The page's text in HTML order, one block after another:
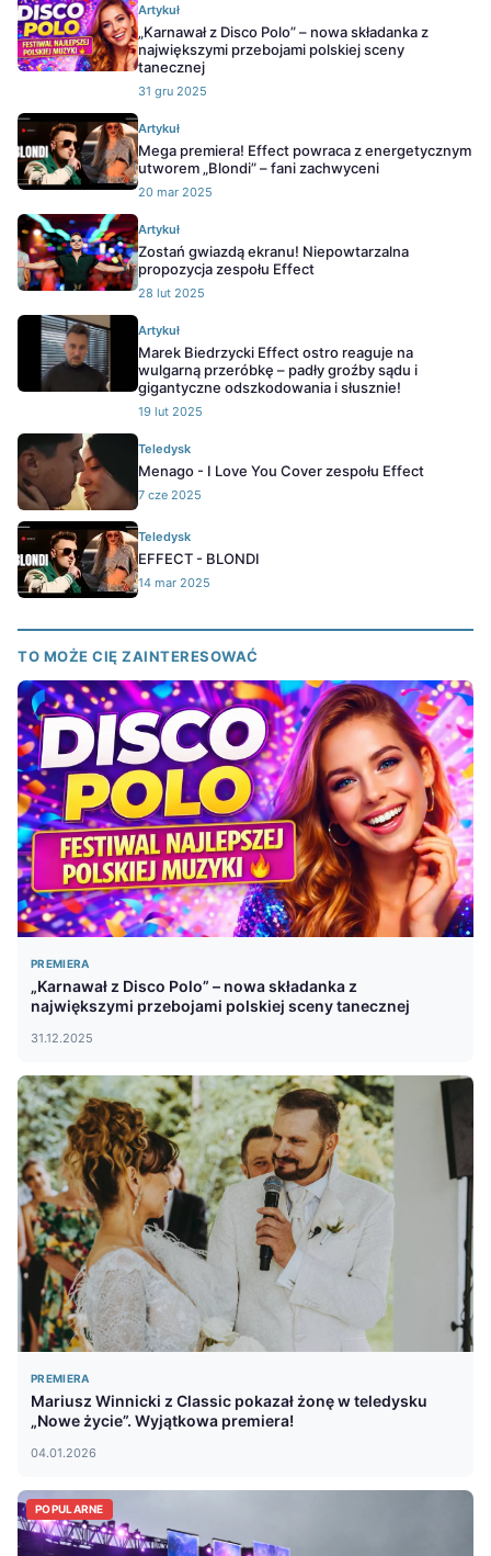
Artykuł
„Karnawał z Disco Polo” – nowa składanka z
największymi przebojami polskiej sceny
tanecznej
31 gru 2025
Artykuł
Mega premiera! Effect powraca z energetycznym
utworem „Blondi” – fani zachwyceni
20 mar 2025
Artykuł
Zostań gwiazdą ekranu! Niepowtarzalna
propozycja zespołu Effect
28 lut 2025
Artykuł
Marek Biedrzycki Effect ostro reaguje na
wulgarną przeróbkę – padły groźby sądu i
gigantyczne odszkodowania i słusznie!
19 lut 2025
Teledysk
Menago - I Love You Cover zespołu Effect
7 cze 2025
Teledysk
EFFECT - BLONDI
14 mar 2025
TO MOŻE CIĘ ZAINTERESOWAĆ
PREMIERA
„Karnawał z Disco Polo” – nowa składanka z
największymi przebojami polskiej sceny tanecznej
31.12.2025
PREMIERA
Mariusz Winnicki z Classic pokazał żonę w teledysku
„Nowe życie”. Wyjątkowa premiera!
04.01.2026
POPULARNE